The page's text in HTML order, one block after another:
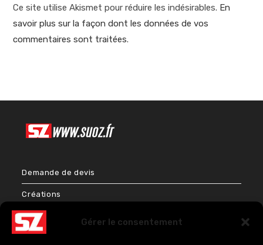
Gérer le consentement
Ce site utilise Akismet pour réduire les indésirables. En
savoir plus sur la façon dont les données de vos
commentaires sont traitées.
Demande de devis
Créations
Bien-être & Couleurs